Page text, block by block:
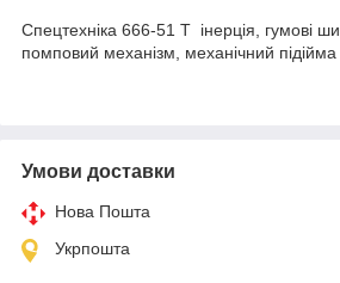
Спецтехніка 666-51 T інерція, гумові
помповий механізм, механічний підійма
Умови доставки
Нова Пошта
Укрпошта